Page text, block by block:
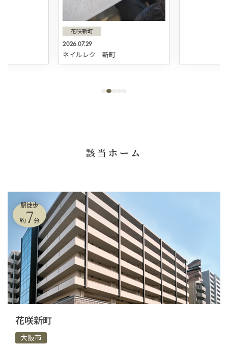
2026.07.29
花咲新町
ネイルレク 新町
該当ホーム
駅徒歩
約7分
花咲新町
大阪市